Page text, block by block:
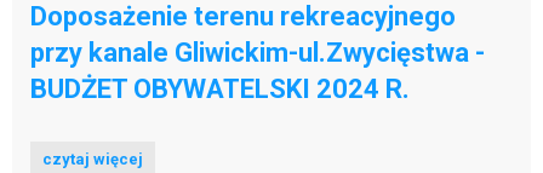
Doposażenie terenu rekreacyjnego
przy kanale Gliwickim-ul.Zwycięstwa -
BUDŻET OBYWATELSKI 2024 R.
czytaj więcej